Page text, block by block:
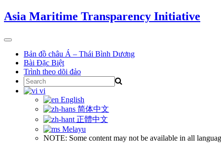
Skip
to
Asia Maritime Transparency Initiative
Toggle
navigationBản đồ châu Á – Thái Bình Dương
Bài Đặc Biệt
Trình theo dõi đảo
Search
for:
vi
English
简体中文
正體中文
Melayu
NOTE: Some content may not be available in all